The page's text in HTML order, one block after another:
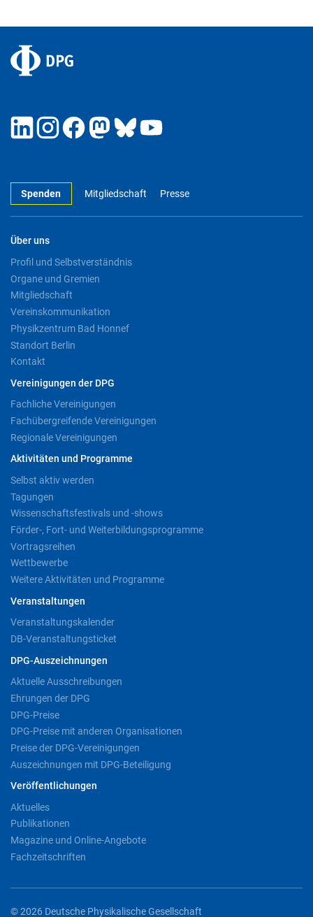
Spenden Mitgliedschaft Presse
Über uns
Profil und Selbstverständnis
Organe und Gremien
Mitgliedschaft
Vereinskommunikation
Physikzentrum Bad Honnef
Standort Berlin
Kontakt
Vereinigungen der DPG
Fachliche Vereinigungen
Fachübergreifende Vereinigungen
Regionale Vereinigungen
Aktivitäten und Programme
Selbst aktiv werden
Tagungen
Wissenschaftsfestivals und -shows
Förder-, Fort- und Weiterbildungsprogramme
Vortragsreihen
Wettbewerbe
Weitere Aktivitäten und Programme
Veranstaltungen
Veranstaltungskalender
DB-Veranstaltungsticket
DPG-Auszeichnungen
Aktuelle Ausschreibungen
Ehrungen der DPG
DPG-Preise
DPG-Preise mit anderen Organisationen
Preise der DPG-Vereinigungen
Auszeichnungen mit DPG-Beteiligung
Veröffentlichungen
Aktuelles
Publikationen
Magazine und Online-Angebote
Fachzeitschriften
© 2026 Deutsche Physikalische Gesellschaft